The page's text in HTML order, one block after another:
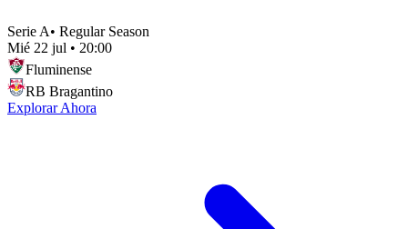
Serie A• Regular Season
Mié 22 jul • 20:00
Fluminense
RB Bragantino
Explorar Ahora